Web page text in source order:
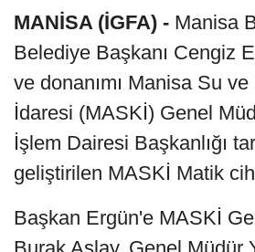
MANİSA (İGFA) - Manisa
Belediye Başkanı Cengiz
ve donanımı Manisa Su
İdaresi (MASKİ) Genel
İşlem Dairesi Başkanlığı
geliştirilen MASKİ Matik
Başkan Ergün'e MASKİ